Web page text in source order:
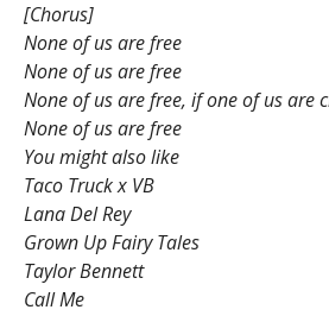
[Chorus]
None of us are free
None of us are free
None of us are free, if one of us are
None of us are free
You might also like
Taco Truck x VB
Lana Del Rey
Grown Up Fairy Tales
Taylor Bennett
Call Me